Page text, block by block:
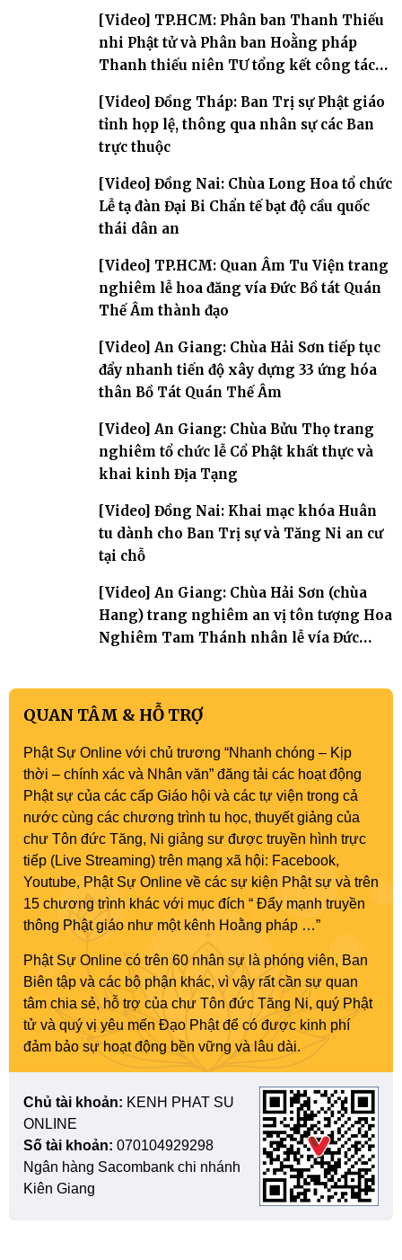
[Video] TP.HCM: Phân ban Thanh Thiếu
nhi Phật tử và Phân ban Hoằng pháp
Thanh thiếu niên TƯ tổng kết công tác
[Video] Đồng Tháp: Ban Trị sự Phật giáo
tỉnh họp lệ, thông qua nhân sự các Ban
trực thuộc
[Video] Đồng Nai: Chùa Long Hoa tổ chức
Lễ tạ đàn Đại Bi Chẩn tế bạt độ cầu quốc
thái dân an
[Video] TP.HCM: Quan Âm Tu Viện trang
nghiêm lễ hoa đăng vía Đức Bồ tát Quán
Thế Âm thành đạo
[Video] An Giang: Chùa Hải Sơn tiếp tục
đẩy nhanh tiến độ xây dựng 33 ứng hóa
thân Bồ Tát Quán Thế Âm
[Video] An Giang: Chùa Bửu Thọ trang
nghiêm tổ chức lễ Cổ Phật khất thực và
khai kinh Địa Tạng
[Video] Đồng Nai: Khai mạc khóa Huân
tu dành cho Ban Trị sự và Tăng Ni an cư
tại chỗ
[Video] An Giang: Chùa Hải Sơn (chùa
Hang) trang nghiêm an vị tôn tượng Hoa
Nghiêm Tam Thánh nhân lễ vía Đức
QUAN TÂM & HỖ TRỢ
Phật Sự Online với chủ trương “Nhanh chóng – Kịp
thời – chính xác và Nhân văn” đăng tải các hoạt động
Phật sự của các cấp Giáo hội và các tự viện trong cả
nước cùng các chương trình tu học, thuyết giảng của
chư Tôn đức Tăng, Ni giảng sư được truyền hình trực
tiếp (Live Streaming) trên mạng xã hội: Facebook,
Youtube, Phật Sự Online về các sự kiện Phật sự và trên
15 chương trình khác với mục đích “ Đẩy mạnh truyền
thông Phật giáo như một kênh Hoằng pháp …”
Phật Sự Online có trên 60 nhân sự là phóng viên, Ban
Biên tập và các bộ phận khác, vì vậy rất cần sự quan
tâm chia sẻ, hỗ trợ của chư Tôn đức Tăng Ni, quý Phật
tử và quý vị yêu mến Đạo Phật để có được kinh phí
đảm bảo sự hoạt động bền vững và lâu dài.
Chủ tài khoản: KENH PHAT SU
ONLINE
Số tài khoản: 070104929298
Ngân hàng Sacombank chi nhánh
Kiên Giang